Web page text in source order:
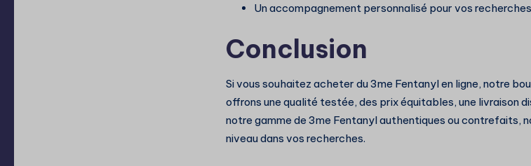
Un accompagnement personnalisé pour vos recherches
Conclusion
Si vous souhaitez acheter du 3me Fentanyl en ligne, notre
offrons une qualité testée, des prix équitables, une livraison
notre gamme de 3me Fentanyl authentiques ou contrefaits,
niveau dans vos recherches.